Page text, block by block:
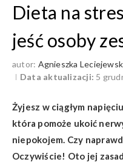
Dieta na
jeść osoby
autor: Agnieszka
Data aktualizacji: 5
Żyjesz w ciągłym
która pomoże ukoić
niepokojem. Czy
Oczywiście! Oto jej